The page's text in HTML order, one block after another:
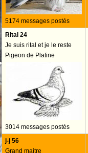
5174 messages postés
Rital 24
Je suis rital et je le reste
Pigeon de Platine
3014 messages postés
j-j 56
Grand maitre